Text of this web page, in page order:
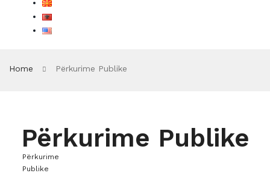
Home Përkurime Publike
Përkurime Publike
Përkurime
Publike